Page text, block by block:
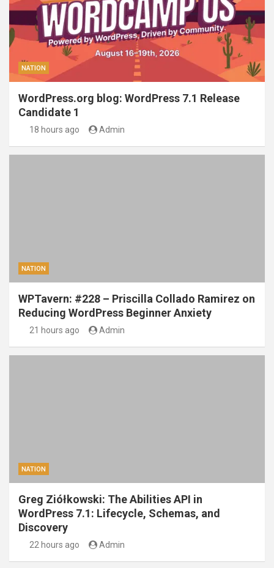
NATION
WordPress.org blog: WordPress 7.1 Release
Candidate 1
18 hours ago Admin
NATION
WPTavern: #228 – Priscilla Collado Ramirez on
Reducing WordPress Beginner Anxiety
21 hours ago Admin
NATION
Greg Ziółkowski: The Abilities API in
WordPress 7.1: Lifecycle, Schemas, and
Discovery
22 hours ago Admin